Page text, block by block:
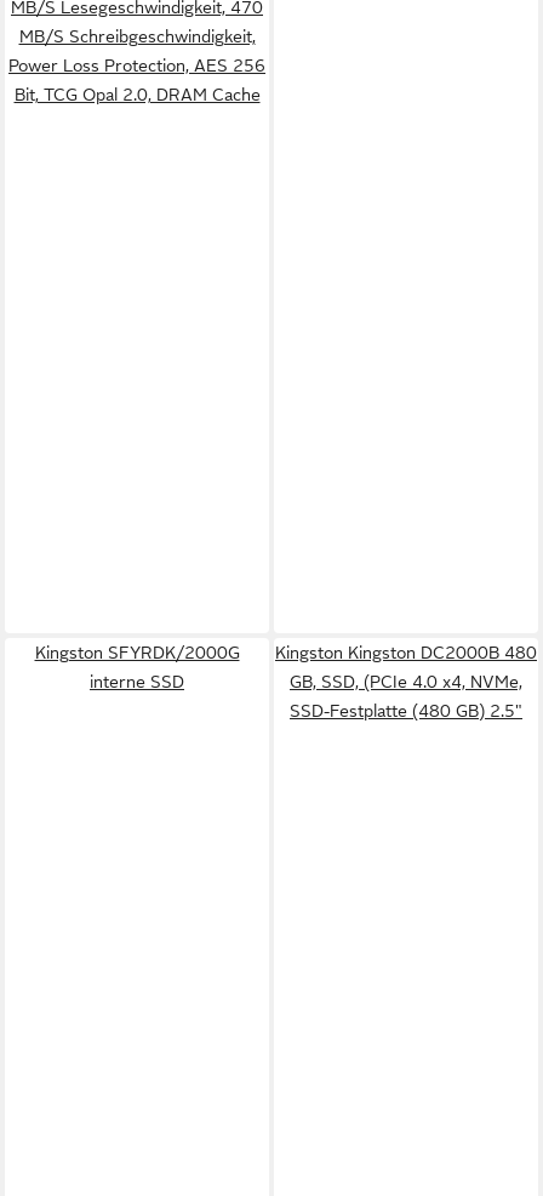
MB/S Lesegeschwindigkeit, 470
MB/S Schreibgeschwindigkeit,
Power Loss Protection, AES 256
Bit, TCG Opal 2.0, DRAM Cache
Kingston SFYRDK/2000G
interne SSD
Kingston Kingston DC2000B 480
GB, SSD, (PCIe 4.0 x4, NVMe,
SSD-Festplatte (480 GB) 2.5"